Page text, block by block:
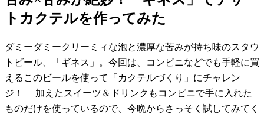
トカクテルを作ってみた
ダミーダミークリーミィな泡と濃厚な苦みが持ち味のスタウ
トビール、「ギネス」。今回は、コンビニなどでも手軽に買
えるこのビールを使って「カクテルづくり」にチャレン
ジ！ 加えたスイーツ＆ドリンクもコンビニで手に入れた
ものだけを使っているので、今晩からさっそく試してみてく